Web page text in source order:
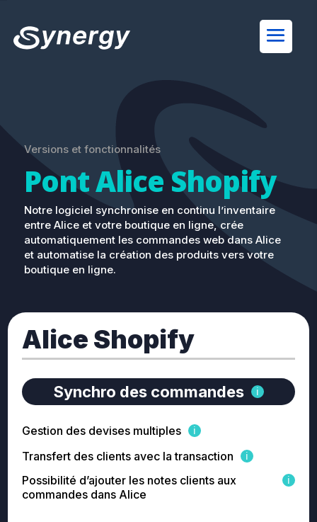
Versions et fonctionnalités
Pont Alice Shopify
Notre logiciel synchronise en continu l’inventaire
entre Alice et votre boutique en ligne, crée
automatiquement les commandes web dans Alice
et automatise la création des produits vers votre
boutique en ligne.
Alice Shopify
Synchro des commandes
Gestion des devises multiples
Transfert des clients avec la transaction
Possibilité d’ajouter les notes clients aux
commandes dans Alice